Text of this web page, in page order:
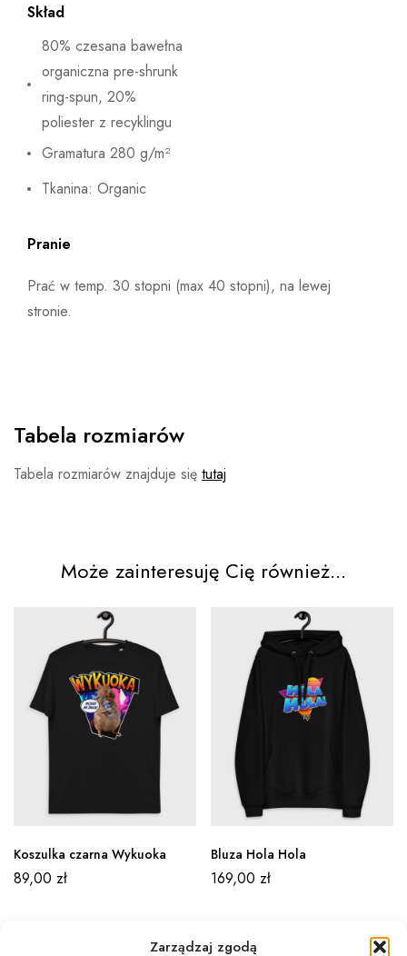
Zarządzaj zgodą
Skład
80% czesana bawełna
organiczna pre-shrunk
ring-spun, 20%
poliester z recyklingu
Gramatura 280 g/m²
Tkanina: Organic
Pranie
Prać w temp. 30 stopni (max 40 stopni), na lewej
stronie.
Tabela rozmiarów
Tabela rozmiarów znajduje się tutaj
Może zainteresuję Cię również...
Koszulka czarna Wykuoka
89,00 zł
Bluza Hola Hola
169,00 zł